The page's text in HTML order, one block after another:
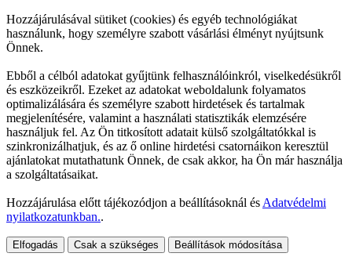
Hozzájárulásával sütiket (cookies) és egyéb technológiákat
használunk, hogy személyre szabott vásárlási élményt nyújtsunk
Önnek.
Ebből a célból adatokat gyűjtünk felhasználóinkról, viselkedésükről
és eszközeikről. Ezeket az adatokat weboldalunk folyamatos
optimalizálására és személyre szabott hirdetések és tartalmak
megjelenítésére, valamint a használati statisztikák elemzésére
használjuk fel. Az Ön titkosított adatait külső szolgáltatókkal is
szinkronizálhatjuk, és az ő online hirdetési csatornáikon keresztül
ajánlatokat mutathatunk Önnek, de csak akkor, ha Ön már használja
a szolgáltatásaikat.
Hozzájárulása előtt tájékozódjon a beállításoknál és Adatvédelmi
nyilatkozatunkban..
Elfogadás Csak a szükséges Beállítások módosítása